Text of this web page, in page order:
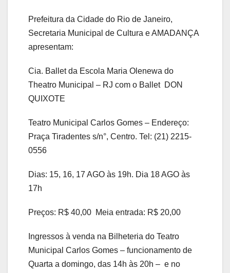
Prefeitura da Cidade do Rio de Janeiro,
Secretaria Municipal de Cultura e AMADANÇA
apresentam:
Cia. Ballet da Escola Maria Olenewa do
Theatro Municipal – RJ com o Ballet DON
QUIXOTE
Teatro Municipal Carlos Gomes – Endereço:
Praça Tiradentes s/n°, Centro. Tel: (21) 2215-
0556
Dias: 15, 16, 17 AGO às 19h. Dia 18 AGO às
17h
Preços: R$ 40,00 Meia entrada: R$ 20,00
Ingressos à venda na Bilheteria do Teatro
Municipal Carlos Gomes – funcionamento de
Quarta a domingo, das 14h às 20h – e no